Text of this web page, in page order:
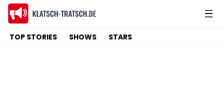
TOP STORIES SHOWS STARS